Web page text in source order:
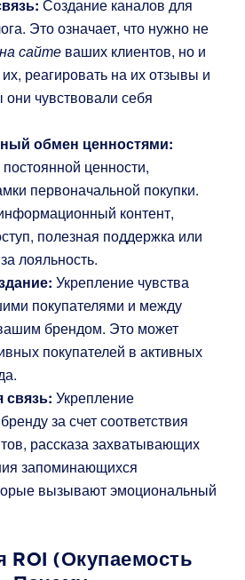
Создание каналов для
Это означает, что нужно не
на сайте ваших клиентов, но и
реагировать на их отзывы и
они чувствовали себя
обмен ценностями:
ценности,
первоначальной покупки.
контент,
полезная поддержка или
лояльность.
Укрепление чувства
покупателями и между
брендом. Это может
покупателей в активных
Укрепление
за счет соответствия
рассказа захватывающих
запоминающихся
вызывают эмоциональный
ROI (Окупаемость